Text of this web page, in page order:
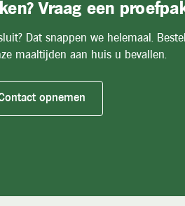
Vraag een
Dat snappen we helemaal.
maaltijden aan huis u bevallen.
opnemen